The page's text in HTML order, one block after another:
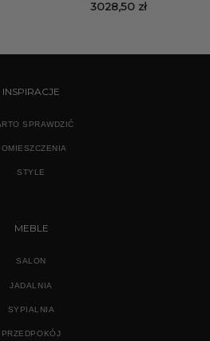
3028,50 zł
INSPIRACJE
SPRAWDZIĆ
STYLE
MEBLE
SALON
JADALNIA
SYPIALNIA
PRZEDPOKÓJ